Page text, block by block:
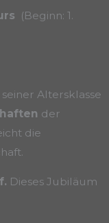
(Beginn: 1.
Altersklasse
der
die
Dieses Jubiläum